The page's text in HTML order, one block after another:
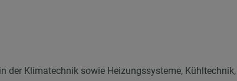
Klimatechnik sowie Heizungssysteme,